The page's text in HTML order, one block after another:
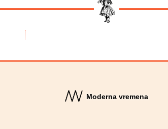
Moderna vremena